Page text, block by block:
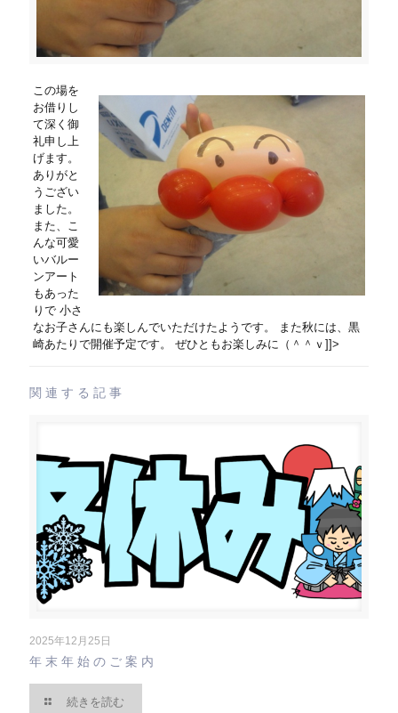
この場を
お借りし
て深く御
礼申し上
げます。
ありがと
うござい
ました。
また、こ
んな可愛
いバルー
ンアート
もあった
りで 小さ
なお子さんにも楽しんでいただけたようです。 また秋には、黒
崎あたりで開催予定です。 ぜひともお楽しみに（＾＾ｖ]]>
関連する記事
2025年12月25日
年末年始のご案内
続きを読む